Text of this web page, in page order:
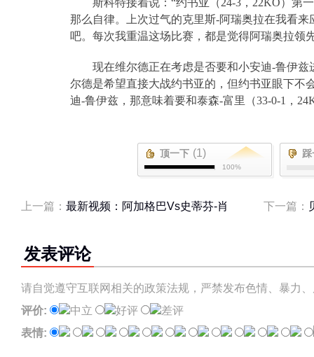
斯科特接着说：“约书亚（24-3 ， 22KO）第
那么自律。上次过气的克里斯-阿瑞奥拉在我看来
吧。每次我重温这场比赛，都是觉得阿瑞奥拉领
现在维尔德正在考虑是否要和小安迪-鲁伊兹
尔德是希望直接大战约书亚的，但约书亚眼下不
迪-鲁伊兹，那意味着要和泰森-富里（33-0-1 ，
顶一下 (1)
100%
下一篇：
上一篇： 最新视频：阿加格巴Vs史蒂芬-肖
发表评论
请自觉遵守互联网相关的政策法规，严禁发布色情、暴力
评价:
中立 好评
差评
表情: